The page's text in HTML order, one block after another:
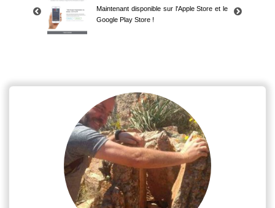
Maintenant disponible sur l'Apple Store et le
Google Play Store !
Google Play Store !